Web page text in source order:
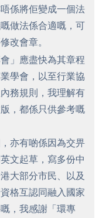
係將佢變成一個法
做法係合適嘅，可
改會章。
」應盡快為其章程
學會，以至行業協
務規則，我理解有
，都係只供參考嘅
亦有啲係因為交畀
文起草，寫多份中
大部分市民、以及
格互認同融入國家
，我感謝「環專